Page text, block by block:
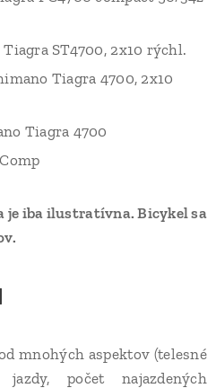
ST4700, 2x10 rýchl.
Tiagra 4700, 2x10
Tiagra 4700
je iba ilustratívna. Bicykel sa
mnohých aspektov (telesné
počet najazdených